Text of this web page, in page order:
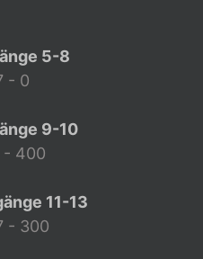
5-8
- 0
9-10
- 400
11-13
- 300